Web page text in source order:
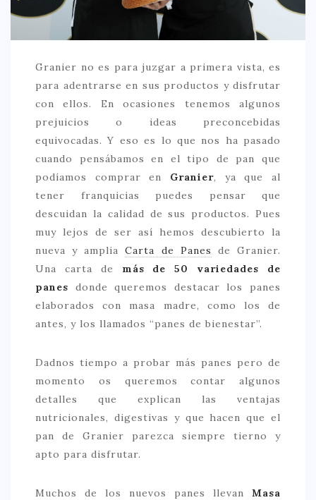
ITALIANA
MEDITERRÁNEA
TAPAS
TRADICIONAL
PRECIO
< 25 €
> 50 €
NUESTROS FAVORITOS
LIFESTYLE
ESCAPADAS
EVENTOS POP UP
GOURMET
HEALTHY
Granier no es para juzgar a primera vista, es
para adentrarse en sus productos y disfrutar
con ellos. En ocasiones tenemos algunos
prejuicios o ideas preconcebidas
equivocadas. Y eso es lo que nos ha pasado
cuando pensábamos en el tipo de pan que
podíamos comprar en Granier, ya que al
tener franquicias puedes pensar que
descuidan la calidad de sus productos. Pues
muy lejos de ser así hemos descubierto la
nueva y ampliaCarta de Panes de Granier.
Una carta de más de 50 variedades de
panes donde queremos destacar los panes
elaborados con masa madre, como los de
antes, y los llamados “panes de bienestar”.
Dadnos tiempo a probar más panes pero de
momento os queremos contar algunos
detalles que explican las ventajas
nutricionales, digestivas y que hacen que el
pan de Granier parezca siempre tierno y
apto para disfrutar.
Muchos de los nuevos panes llevan Masa